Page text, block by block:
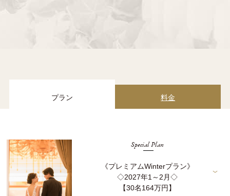
プラン 料金
Special Plan
《プレミアムWinterプラン》
◇2027年1～2月◇
【30名164万円】